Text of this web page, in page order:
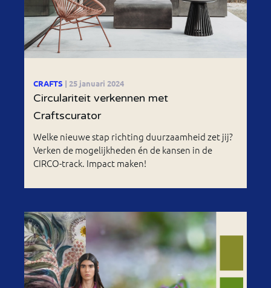
CRAFTS | 25 januari 2024
Circulariteit verkennen met
Craftscurator
Welke nieuwe stap richting duurzaamheid zet jij?
Verken de mogelijkheden én de kansen in de
CIRCO-track. Impact maken!